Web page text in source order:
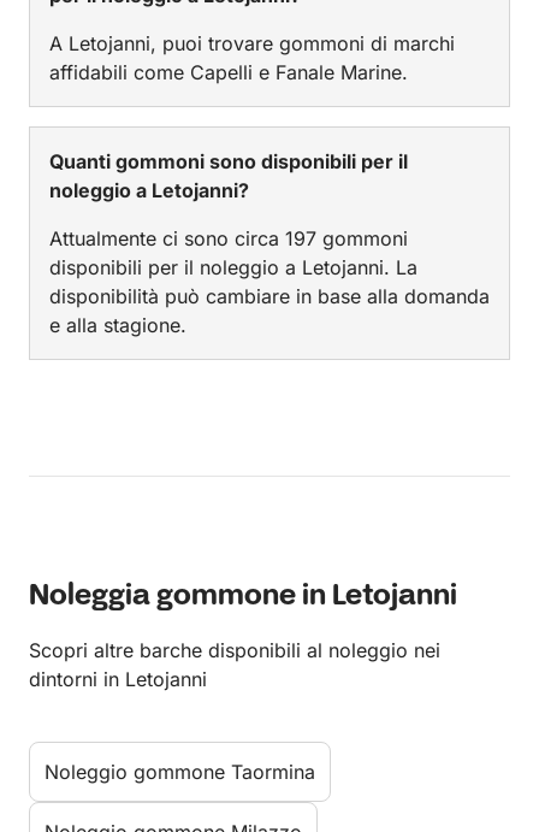
A Letojanni, puoi trovare gommoni di marchi
affidabili come Capelli e Fanale Marine.
Quanti gommoni sono disponibili per il
noleggio a Letojanni?
Attualmente ci sono circa 197 gommoni
disponibili per il noleggio a Letojanni. La
disponibilità può cambiare in base alla domanda
e alla stagione.
Noleggia gommone in Letojanni
Scopri altre barche disponibili al noleggio nei
dintorni in Letojanni
Noleggio gommone Taormina